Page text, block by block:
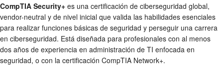
CompTIA Security+ es una certificación de ciberseguridad global,
vendor-neutral y de nivel inicial que valida las habilidades esenciales
para realizar funciones básicas de seguridad y perseguir una carrera
en ciberseguridad. Está diseñada para profesionales con al menos
dos años de experiencia en administración de TI enfocada en
seguridad, o con la certificación CompTIA Network+.